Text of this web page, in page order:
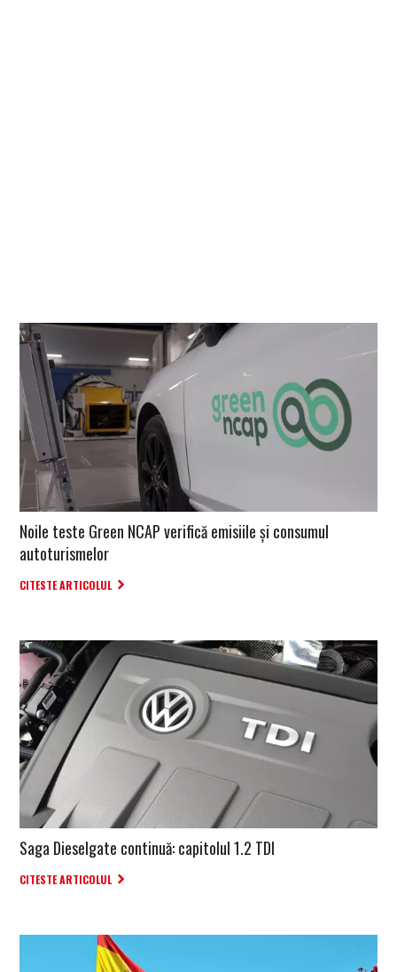
Noile teste Green NCAP verifică emisiile și consumul
autoturismelor
CITESTE ARTICOLUL
Saga Dieselgate continuă: capitolul 1.2 TDI
CITESTE ARTICOLUL